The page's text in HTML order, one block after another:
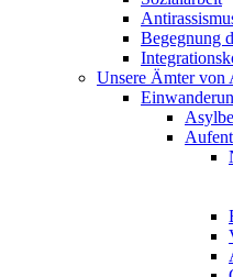
Begegnung
Unsere Ämter von